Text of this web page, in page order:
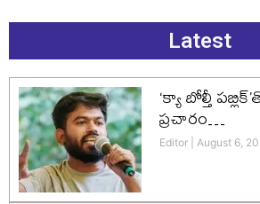
Latest
‘క్యా బోల్తీ
ప్రచారం…
Editor August 6,